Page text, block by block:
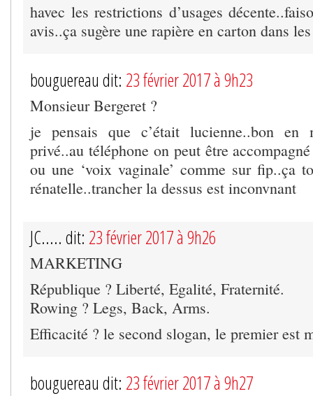
havec les restrictions d’usages
avis..ça sugère une rapière en carton dans
bouguereau dit: 23 février 2017 à 9h23
Monsieur Bergeret ?
je pensais que c’était lucienne..bon en
privé..au téléphone on peut être
ou une ‘voix vaginale’ comme sur fip..ça
rénatelle..trancher la dessus est inconvnant
JC..... dit: 23 février 2017 à 9h26
MARKETING
République ? Liberté, Egalité, Fraternité.
Rowing ? Legs, Back, Arms.
Efficacité ? le second slogan, le premier est
bouguereau dit: 23 février 2017 à 9h27